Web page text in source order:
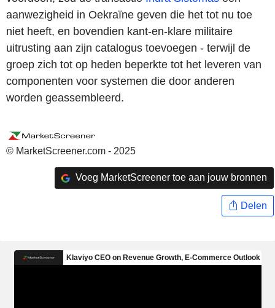
aanwezigheid in Oekraïne geven die het tot nu toe
niet heeft, en bovendien kant-en-klare militaire
uitrusting aan zijn catalogus toevoegen - terwijl de
groep zich tot op heden beperkte tot het leveren van
componenten voor systemen die door anderen
worden geassembleerd.
© MarketScreener.com - 2025
Voeg MarketScreener toe aan jouw bronnen
Delen